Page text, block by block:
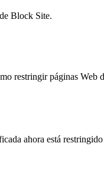
Block Site.
restringir páginas
ahora está